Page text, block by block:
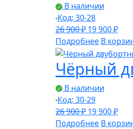
В наличии
Код: 30-28
26 900₽
цена
составляла
26
900 ₽.
19 900₽
19
Подробнее В
Чёрный
В наличии
Код: 30-29
26 900₽
цена
19 900₽
Подробнее В